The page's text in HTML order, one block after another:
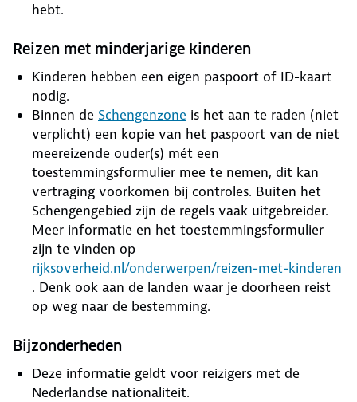
hebt.
Reizen met minderjarige kinderen
Kinderen hebben een eigen paspoort of ID-kaart
nodig.
Binnen de Schengenzone is het aan te raden (niet
verplicht) een kopie van het paspoort van de niet
meereizende ouder(s) mét een
toestemmingsformulier mee te nemen, dit kan
vertraging voorkomen bij controles. Buiten het
Schengengebied zijn de regels vaak uitgebreider.
Meer informatie en het toestemmingsformulier
zijn te vinden op
rijksoverheid.nl/onderwerpen/reizen-met-kinderen
. Denk ook aan de landen waar je doorheen reist
op weg naar de bestemming.
Bijzonderheden
Deze informatie geldt voor reizigers met de
Nederlandse nationaliteit.